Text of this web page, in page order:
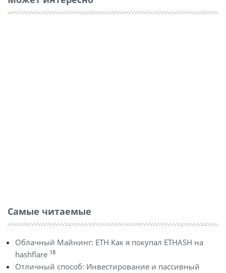
Самые читаемые
Облачный Майнинг: ETH Как я покупал ETHASH на
hashflare 18
Отличный способ: Инвестирование и пассивный